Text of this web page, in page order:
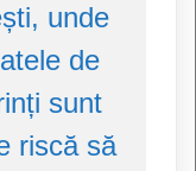
unde
de
sunt
riscă să